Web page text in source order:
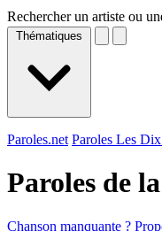
Rechercher un artiste ou
Thématiques
Paroles.net Paroles Les
Paroles de
Chanson manquante ?